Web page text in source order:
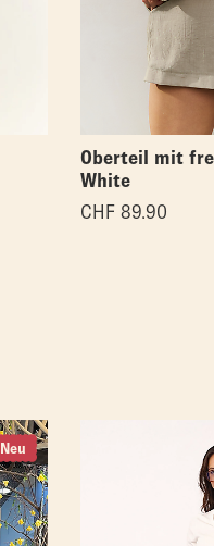
Oberteil mit
White
CHF 89.90
Neu